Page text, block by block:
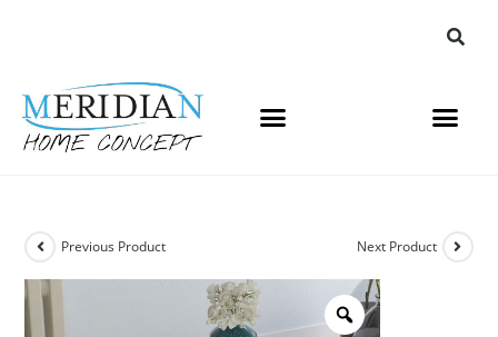
Previous Product Next Product